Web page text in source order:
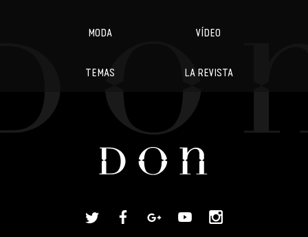
MODA VÍDEO
TEMAS LA REVISTA